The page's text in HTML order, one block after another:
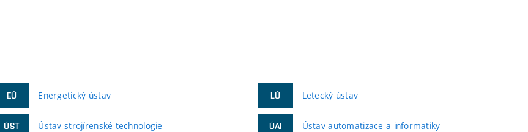
EÚ Energetický ústav
ÚST Ústav strojírenské technologie
LÚ Letecký ústav
ÚAI Ústav automatizace a informatiky